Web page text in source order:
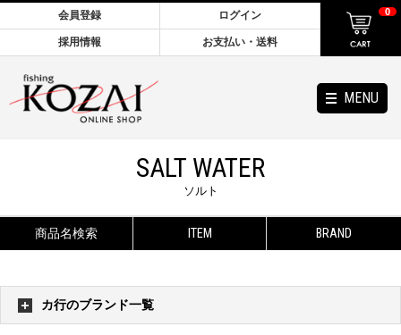
MENU
会員登録 ログイン
採用情報 お支払い・送料
0
SALT WATER
ソルト
商品名検索 ITEM BRAND
カ行のブランド一覧